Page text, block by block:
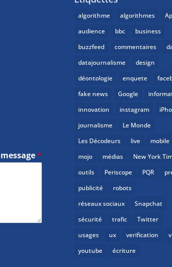
*
algorithme algorithmes
audience
bbc
business
buzzfeed
commentaires
datajournalisme
design
déontologie
enquete
fake news
Google
innovation
instagram
journalisme
Le Monde
Les Décodeurs
live
mobile
mojo
médias
New York
outils
Periscope PQR
publicité
robots
réseaux sociaux
Snapchat
sécurité
trafic
Twitter
usages
ux verification
youtube
écriture